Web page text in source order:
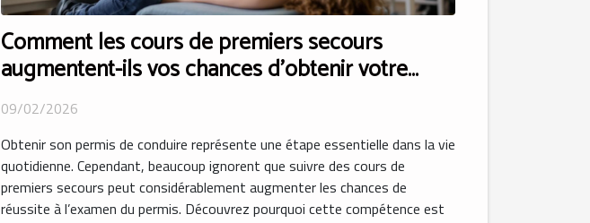
Comment les cours de premiers secours
augmentent-ils vos chances d'obtenir votre
permis ?
09/02/2026
Obtenir son permis de conduire représente une étape essentielle dans la vie
quotidienne. Cependant, beaucoup ignorent que suivre des cours de
premiers secours peut considérablement augmenter les chances de
réussite à l’examen du permis. Découvrez pourquoi cette compétence est